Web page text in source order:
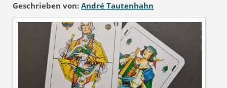
Geschrieben von: André Tautenhahn